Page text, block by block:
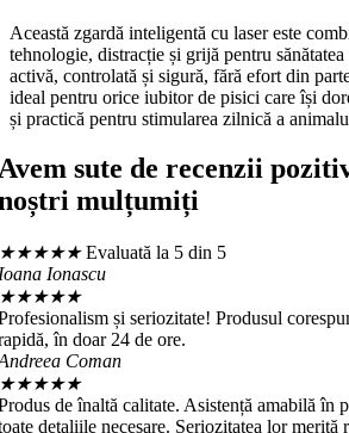
Această zgardă inteligentă cu laser este
tehnologie, distracție și grijă pentru
activă, controlată și sigură, fără efort din
ideal pentru orice iubitor de pisici care își
și practică pentru stimularea zilnică a
sute de recenzii
mulțumiți
★★★★ Evaluată la 5 din 5
Ionascu
★★★★
și seriozitate! Produsul
în doar 24 de ore.
Coman
★★★★
de înaltă calitate. Asistență amabilă în
detaliile necesare. Seriozitatea lor merită